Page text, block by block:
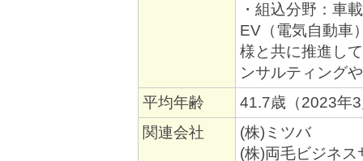
・組込分野：車
EV（電気自動車
様と共に推進し
ンサルティング
平均年齢
41.7歳（2023年
関連会社
(株)ミツバ
(株)両毛ビジネス